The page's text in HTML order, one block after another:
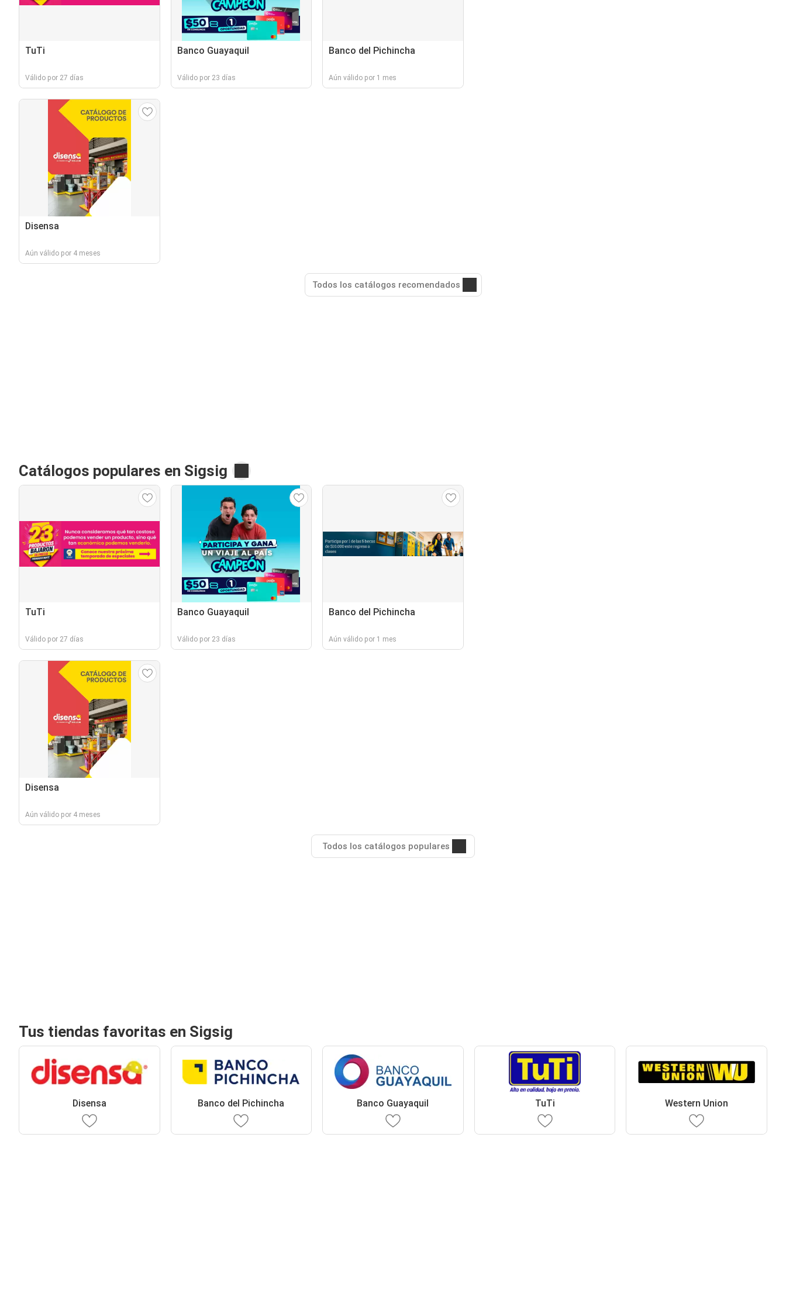
TuTi
Válido por 27 días
Banco Guayaquil
Válido por 23 días
Banco del Pichincha
Aún válido por 1 mes
Disensa
Aún válido por 4 meses
Todos los catálogos recomendados
Catálogos populares en Sigsig
TuTi
Válido por 27 días
Banco Guayaquil
Válido por 23 días
Banco del Pichincha
Aún válido por 1 mes
Disensa
Aún válido por 4 meses
Todos los catálogos populares
Tus tiendas favoritas en Sigsig
Disensa Banco del Pichincha Banco Guayaquil TuTi Western Union